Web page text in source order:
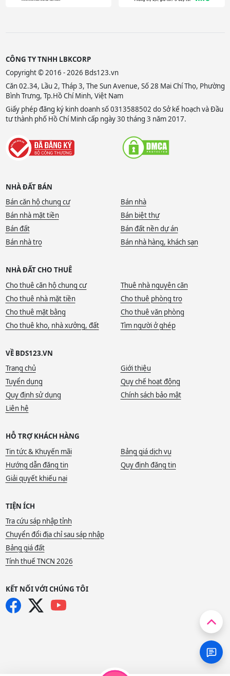
CÔNG TY TNHH LBKCORP
Copyright © 2016 - 2026 Bds123.vn
Căn 02.34, Lầu 2, Tháp 3, The Sun Avenue, Số 28 Mai Chí Thọ, Phường
Bình Trưng, Tp.Hồ Chí Minh, Việt Nam
Giấy phép đăng ký kinh doanh số 0313588502 do Sở kế hoạch và Đầu
tư thành phố Hồ Chí Minh cấp ngày 30 tháng 3 năm 2017.
NHÀ ĐẤT BÁN
Bán căn hộ chung cư
Bán nhà
Bán nhà mặt tiền
Bán biệt thự
Bán đất
Bán đất nền dự án
Bán nhà trọ
Bán nhà hàng, khách sạn
NHÀ ĐẤT CHO THUÊ
Cho thuê căn hộ chung cư
Thuê nhà nguyên căn
Cho thuê nhà mặt tiền
Cho thuê phòng trọ
Cho thuê mặt bằng
Cho thuê văn phòng
Cho thuê kho, nhà xưởng, đất
Tìm người ở ghép
VỀ BDS123.VN
Trang chủ
Giới thiệu
Tuyển dụng
Quy chế hoạt động
Quy định sử dụng
Chính sách bảo mật
Liên hệ
HỖ TRỢ KHÁCH HÀNG
Tin tức & Khuyến mãi
Bảng giá dịch vụ
Hướng dẫn đăng tin
Quy định đăng tin
Giải quyết khiếu nại
TIỆN ÍCH
Tra cứu sáp nhập tỉnh
Chuyển đổi địa chỉ sau sáp nhập
Bảng giá đất
Tính thuế TNCN 2026
KẾT NỐI VỚI CHÚNG TÔI